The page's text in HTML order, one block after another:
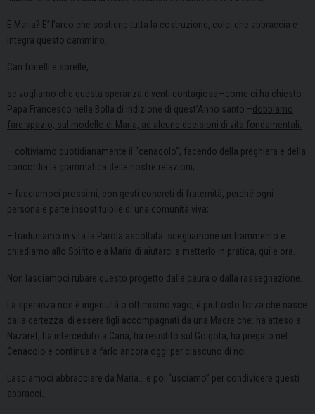
E Maria? E’ l’arco che sostiene tutta la costruzione, colei che abbraccia e
integra questo cammino.
Cari fratelli e sorelle,
se vogliamo che questa speranza diventi contagiosa—come ci ha chiesto
Papa Francesco nella Bolla di indizione di quest’Anno santo –dobbiamo
fare spazio, sul modello di Maria, ad alcune decisioni di vita fondamentali:
– coltiviamo quotidianamente il “cenacolo”, facendo della preghiera e della
concordia la grammatica delle nostre relazioni;
– facciamoci prossimi, con gesti concreti di fraternità, perché ogni
persona è parte insostituibile di una comunità viva;
– traduciamo in vita la Parola ascoltata: scegliamone un frammento e
chiediamo allo Spirito e a Maria di aiutarci a metterlo in pratica, qui e ora.
Non lasciamoci rubare questo progetto dalla paura o dalla rassegnazione.
La speranza non è ingenuità o ottimismo vago, è piuttosto forza che nasce
dalla certezza di essere figli accompagnati da una Madre che: ha atteso a
Nazaret, ha interceduto a Cana, ha resistito sul Golgota, ha pregato nel
Cenacolo e continua a farlo ancora oggi per ciascuno di noi.
Lasciamoci abbracciare da Maria… e poi “usciamo” per condividere questi
abbracci…